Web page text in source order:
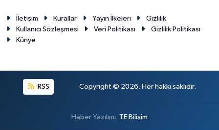
İletişim Kurallar Yayın İlkeleri
Gizlilik
Kullanıcı Sözleşmesi
Veri Politikası
Gizlilik Politikası
Künye
RSS Copyright © 2026. Her hakkı saklıdır.
Haber Yazılımı: TE Bilişim